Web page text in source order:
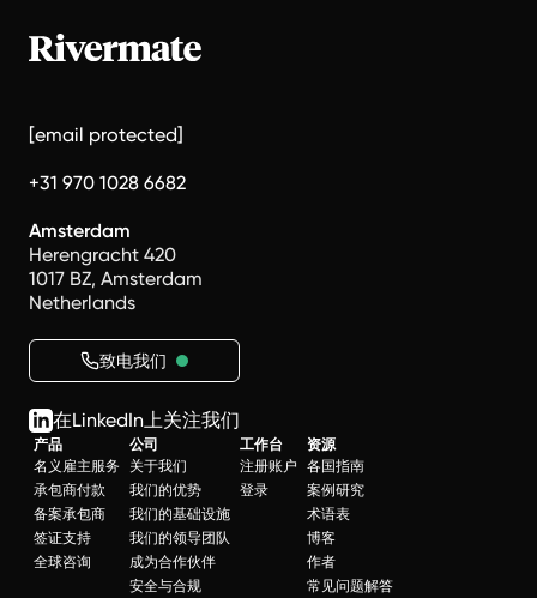
[email protected]
+31 970 1028 6682
Amsterdam
Herengracht 420
1017 BZ, Amsterdam
Netherlands
致电我们
在LinkedIn上关注我们
产品
名义雇主服务
承包商付款
备案承包商
签证支持
全球咨询
公司
关于我们
我们的优势
我们的基础设施
我们的领导团队
成为合作伙伴
安全与合规
工作台
注册账户
登录
资源
各国指南
案例研究
术语表
博客
作者
常见问题解答